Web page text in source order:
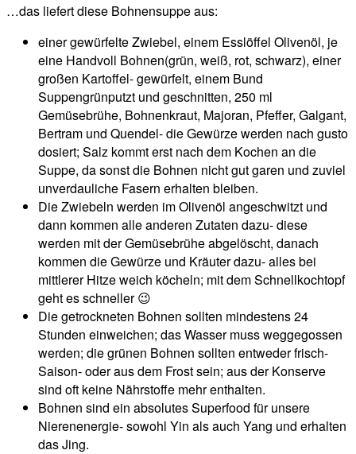
…das liefert diese Bohnensuppe aus:
einer gewürfelte Zwiebel, einem Esslöffel Olivenöl, je
eine Handvoll Bohnen(grün, weiß, rot, schwarz), einer
großen Kartoffel- gewürfelt, einem Bund
Suppengrünputzt und geschnitten, 250 ml
Gemüsebrühe, Bohnenkraut, Majoran, Pfeffer, Galgant,
Bertram und Quendel- die Gewürze werden nach gusto
dosiert; Salz kommt erst nach dem Kochen an die
Suppe, da sonst die Bohnen nicht gut garen und zuviel
unverdauliche Fasern erhalten bleiben.
Die Zwiebeln werden im Olivenöl angeschwitzt und
dann kommen alle anderen Zutaten dazu- diese
werden mit der Gemüsebrühe abgelöscht, danach
kommen die Gewürze und Kräuter dazu- alles bei
mittlerer Hitze weich köcheln; mit dem Schnellkochtopf
geht es schneller 😉
Die getrockneten Bohnen sollten mindestens 24
Stunden einweichen; das Wasser muss weggegossen
werden; die grünen Bohnen sollten entweder frisch-
Saison- oder aus dem Frost sein; aus der Konserve
sind oft keine Nährstoffe mehr enthalten.
Bohnen sind ein absolutes Superfood für unsere
Nierenenergie- sowohl Yin als auch Yang und erhalten
das Jing.